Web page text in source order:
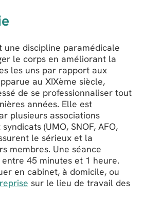
discipline paramédicale
le corps en améliorant la
les uns par rapport aux
au XIXème siècle,
de se professionnaliser tout
années. Elle est
plusieurs associations
(UMO, SNOF, AFO,
le sérieux et la
membres. Une séance
45 minutes et 1 heure.
en cabinet, à domicile, ou
sur le lieu de travail des